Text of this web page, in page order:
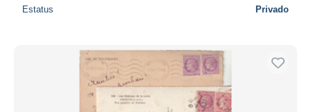
Estatus Privado